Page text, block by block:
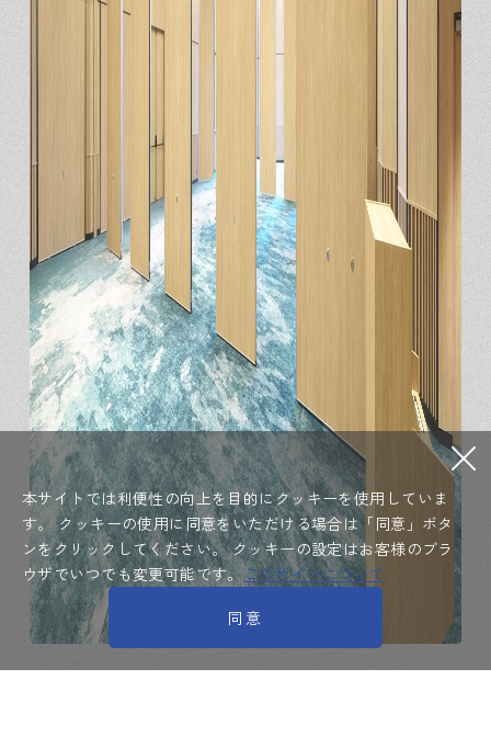
本サイトでは利便性の向上を目的にクッキーを使用していま
す。クッキーの使用に同意をいただける場合は「同意」ボタ
ンをクリックしてください。クッキーの設定はお客様のブラ
ウザでいつでも変更可能です。このサイトについて
同意